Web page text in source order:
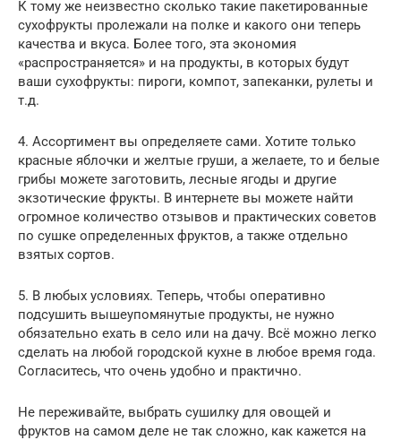
К тому же неизвестно сколько такие пакетированные
сухофрукты пролежали на полке и какого они теперь
качества и вкуса. Более того, эта экономия
«распространяется» и на продукты, в которых будут
ваши сухофрукты: пироги, компот, запеканки, рулеты и
т.д.
4. Ассортимент вы определяете сами. Хотите только
красные яблочки и желтые груши, а желаете, то и белые
грибы можете заготовить, лесные ягоды и другие
экзотические фрукты. В интернете вы можете найти
огромное количество отзывов и практических советов
по сушке определенных фруктов, а также отдельно
взятых сортов.
5. В любых условиях. Теперь, чтобы оперативно
подсушить вышеупомянутые продукты, не нужно
обязательно ехать в село или на дачу. Всё можно легко
сделать на любой городской кухне в любое время года.
Согласитесь, что очень удобно и практично.
Не переживайте, выбрать сушилку для овощей и
фруктов на самом деле не так сложно, как кажется на